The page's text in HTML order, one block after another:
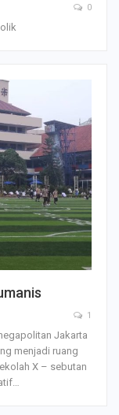
0
1
Jakarta
menjadi ruang
X – sebutan